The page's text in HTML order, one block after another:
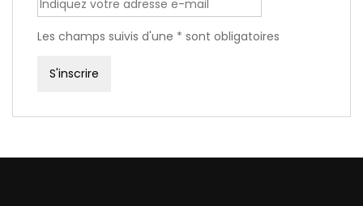
Les champs suivis d'une * sont obligatoires